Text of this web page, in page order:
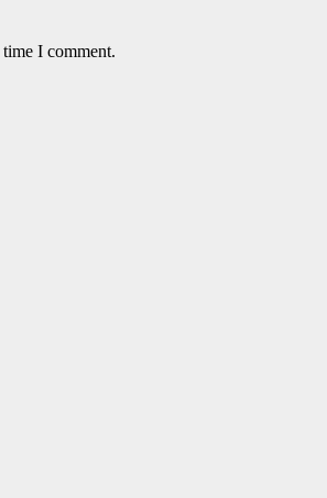
I comment.